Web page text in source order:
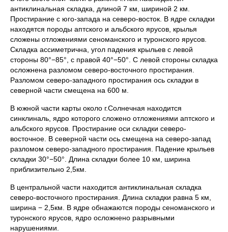
антиклинальная складка, длиной 7 км, шириной 2 км.
Простирание с юго-запада на северо-восток. В ядре складки
находятся породы аптского и альбского ярусов, крылья
сложены отложениями сеноманского и туронского ярусов.
Складка ассиметрична, угол падения крыльев с левой
стороны 80°−85°, с правой 40°−50°. С левой стороны складка
осложнена разломом северо-восточного простирания.
Разломом северо-западного простирания ось складки в
северной части смещена на 600 м.
В южной части карты около г.Солнечная находится
синклиналь, ядро которого сложено отложениями аптского и
альбского ярусов. Простирание оси складки северо-
восточное. В северной части ось смещена на северо-запад
разломом северо-западного простирания. Падение крыльев
складки 30°−50°. Длина складки более 10 км, ширина
приблизительно 2,5км.
В центральной части находится антиклинальная складка
северо-восточного простирания. Длина складки равна 5 км,
ширина − 2,5км. В ядре обнажаются породы сеноманского и
туронского ярусов, ядро осложнено разрывными
нарушениями.